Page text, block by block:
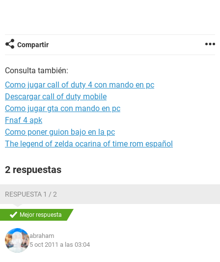
Compartir
Consulta también:
Como jugar call of duty 4 con mando en pc
Descargar call of duty mobile
Como jugar gta con mando en pc
Fnaf 4 apk
Como poner guion bajo en la pc
The legend of zelda ocarina of time rom español
2 respuestas
RESPUESTA 1 / 2
Mejor respuesta
abraham
5 oct 2011 a las 03:04